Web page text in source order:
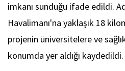
imkanı sunduğu ifade edildi.
Havalimanı'na yaklaşık 18
projenin üniversitelere ve
konumda yer aldığı kaydedildi.